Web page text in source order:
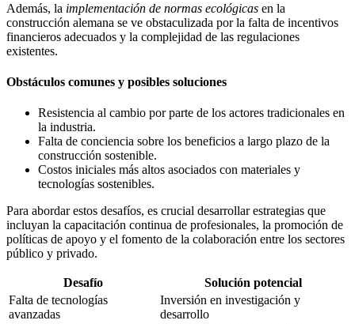
Además, la implementación de normas ecológicas en la
construcción alemana se ve obstaculizada por la falta de incentivos
financieros adecuados y la complejidad de las regulaciones
existentes.
Obstáculos comunes y posibles soluciones
Resistencia al cambio por parte de los actores tradicionales en
la industria.
Falta de conciencia sobre los beneficios a largo plazo de la
construcción sostenible.
Costos iniciales más altos asociados con materiales y
tecnologías sostenibles.
Para abordar estos desafíos, es crucial desarrollar estrategias que
incluyan la capacitación continua de profesionales, la promoción de
políticas de apoyo y el fomento de la colaboración entre los sectores
público y privado.
Desafío
Solución potencial
Falta de tecnologías
avanzadas
Inversión en investigación y
desarrollo